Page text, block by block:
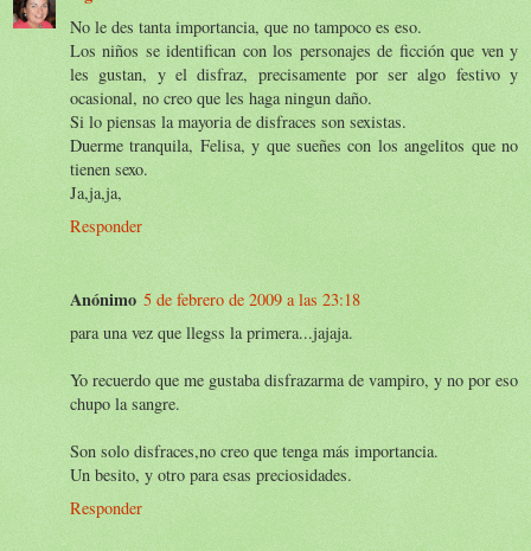
No le des tanta importancia, que no tampoco es eso.
Los niños se identifican con los personajes de ficción que ven y
les gustan, y el disfraz, precisamente por ser algo festivo y
ocasional, no creo que les haga ningun daño.
Si lo piensas la mayoria de disfraces son sexistas.
Duerme tranquila, Felisa, y que sueñes con los angelitos que no
tienen sexo.
Ja,ja,ja,
Responder
Anónimo 5 de febrero de 2009 a las 23:18
para una vez que llegss la primera...jajaja.
Yo recuerdo que me gustaba disfrazarma de vampiro, y no por eso
chupo la sangre.
Son solo disfraces,no creo que tenga más importancia.
Un besito, y otro para esas preciosidades.
Responder